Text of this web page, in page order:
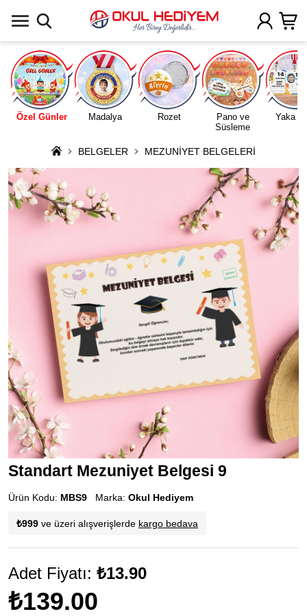
Özel Günler Madalya Rozet
Pano ve
Süsleme
Yaka
BELGELER MEZUNİYET BELGELERİ
Standart Mezuniyet Belgesi 9
Ürün Kodu: MBS9 Marka: Okul Hediyem
₺999 ve üzeri alışverişlerde kargo bedava
Adet Fiyatı: ₺13.90
₺139.00
Uygulamada Aç